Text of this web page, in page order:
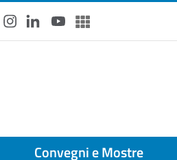
Instagram
LinkedInYouTubeAltri social
Convegni e Mostre